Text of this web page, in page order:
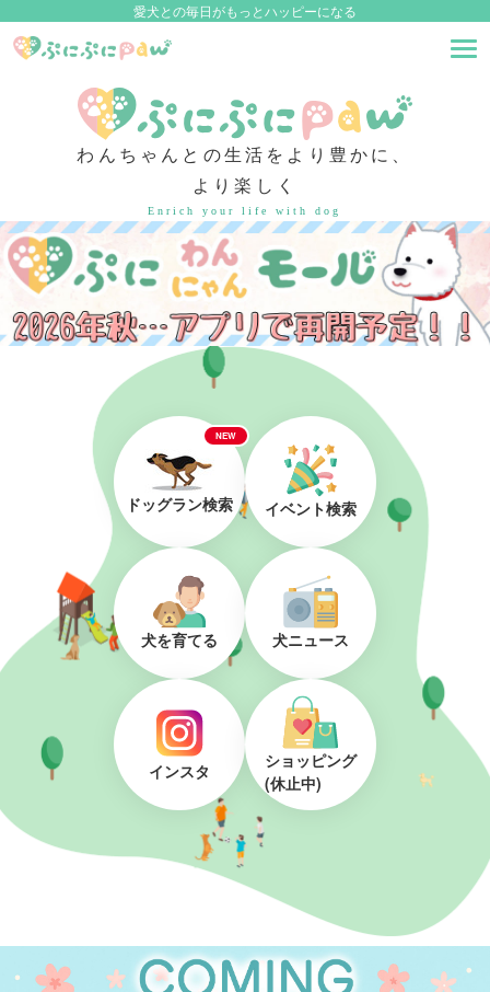
愛犬との毎日がもっとハッピーになる
わんちゃんとの生活をより豊かに、
より楽しく
Enrich your life with dog
NEW
ドッグラン検索 イベント検索
犬を育てる 犬ニュース
インスタ
ショッピング
(休止中)